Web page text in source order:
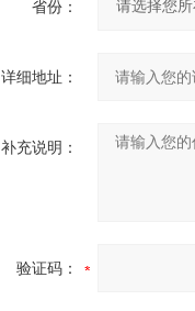
省份：
详细地址：
补充说明：
验证码：